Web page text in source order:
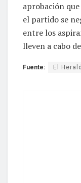
aprobación
el partido se
entre los
lleven a cabo
Fuente: El